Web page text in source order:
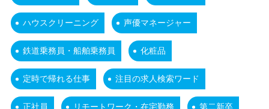
ハウスクリーニング 声優マネージャー
鉄道乗務員・船舶乗務員 化粧品
定時で帰れる仕事 注目の求人検索ワード
正社員 リモートワーク・在宅勤務 第二新卒